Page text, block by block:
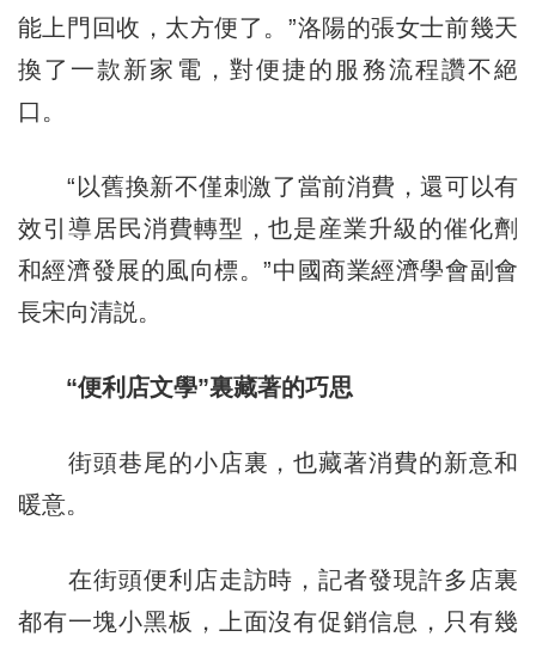
能上門回收，太方便了。”洛陽的張女士前幾天
換了一款新家電，對便捷的服務流程讚不絕
口。
“以舊換新不僅刺激了當前消費，還可以有
效引導居民消費轉型，也是産業升級的催化劑
和經濟發展的風向標。”中國商業經濟學會副會
長宋向清説。
“便利店文學”裏藏著的巧思
街頭巷尾的小店裏，也藏著消費的新意和
暖意。
在街頭便利店走訪時，記者發現許多店裏
都有一塊小黑板，上面沒有促銷信息，只有幾